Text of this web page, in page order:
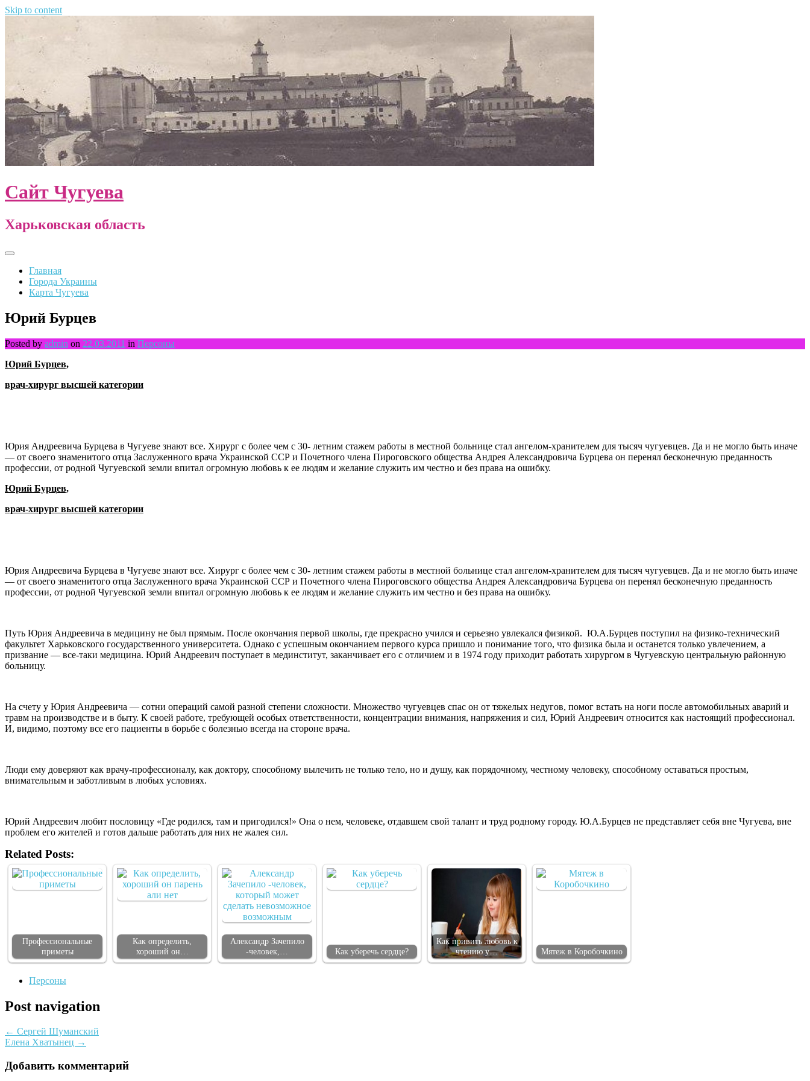
Skip to content
Сайт Чугуева
Харьковская область
Главная
Города Украины
Карта Чугуева
Юрий Бурцев
Posted by admin on 22.03.2011 in Персоны
Юрий Бурцев,
врач-хирург высшей категории
Юрия Андреевича Бурцева в Чугуеве знают все. Хирург с более чем с 30- летним стажем работы в местной больнице стал ангелом-хранителем для тысяч чугуевцев. Да и не могло быть иначе
— от своего знаменитого отца Заслуженного врача Украинской ССР и Почетного члена Пироговского общества Андрея Александровича Бурцева он перенял бесконечную пре­данность
профессии, от родной Чугу­евской земли впитал огромную любовь к ее людям и желание служить им чес­тно и без права на ошибку.
Юрий Бурцев,
врач-хирург высшей категории
Юрия Андреевича Бурцева в Чугуеве знают все. Хирург с более чем с 30- летним стажем работы в местной больнице стал ангелом-хранителем для тысяч чугуевцев. Да и не могло быть иначе
— от своего знаменитого отца Заслуженного врача Украинской ССР и Почетного члена Пироговского общества Андрея Александровича Бурцева он перенял бесконечную пре­данность
профессии, от родной Чугу­евской земли впитал огромную любовь к ее людям и желание служить им чес­тно и без права на ошибку.
Путь Юрия Андреевича в медици­ну не был прямым. После окончания первой школы, где прекрасно учился и серьезно увлекался физикой. Ю.А.Бурцев поступил на физико-технический
факультет Харьковского го­сударственного университета. Однако с успешным окончанием первого курса пришло и понимание того, что физика была и останется только увле­чением, а
призвание — все-таки меди­цина. Юрий Андреевич поступает в мединститут, заканчивает его с отли­чием и в 1974 году приходит работать хирургом в Чугуевскую центральную районную
больницу.
На счету у Юрия Андреевича — сот­ни операций самой разной степени сложности. Множество чугуевцев спас он от тяжелых недугов, помог встать на ноги после автомобильных аварий и
травм на производстве и в быту. К своей работе, требующей особых ответственности, концентрации внимания, напряжения и сил, Юрий Андреевич относится как нас­тоящий профессионал.
И, видимо, поэтому все его пациенты в борьбе с болезнью всегда на стороне врача.
Люди ему доверяют как врачу-профессионалу, как доктору, спо­собному вылечить не только тело, но и душу, как порядочному, чес­тному человеку, способному оста­ваться простым,
внимательным и заботливым в любых условиях.
Юрий Андреевич любит посло­вицу «Где родился, там и приго­дился!» Она о нем, человеке, отдавшем свой талант и труд родно­му городу. Ю.А.Бурцев не пред­ставляет себя вне Чугуева, вне
проблем его жителей и готов даль­ше работать для них не жалея сил.
Related Posts:
Профессиональные
приметы
Как определить,
хороший он…
Александр Зачепило
-человек,…
Как уберечь сердце?
Как привить любовь к
чтению у…
Мятеж в Коробочкино
Персоны
Post navigation
← Сергей Шуманский
Елена Хватынец →
Добавить комментарий